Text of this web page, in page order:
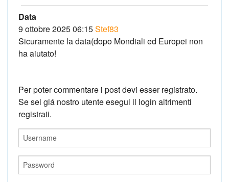
Data
9 ottobre 2025 06:15Stef83
Sicuramente la data(dopo Mondiali ed Europei non
ha aiutato!
Per poter commentare i post devi esser registrato.
Se sei giá nostro utente esegui il login altrimenti
registrati.